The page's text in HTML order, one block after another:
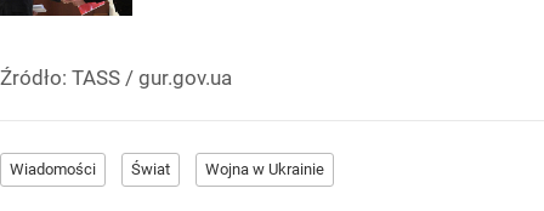
Źródło: TASS / gur.gov.ua
Wiadomości Świat Wojna w Ukrainie